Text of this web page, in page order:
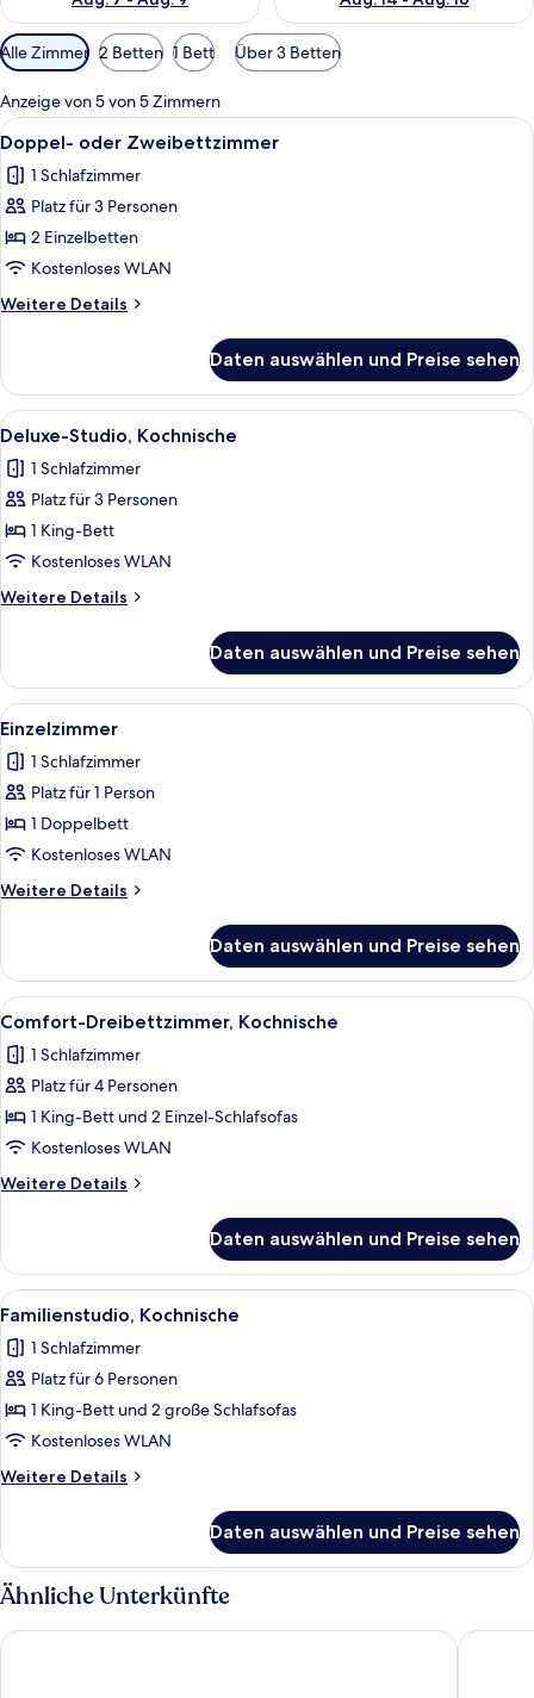
Verfügbare
Filter
für
Zimmer
Alle Zimmer 2 Betten 1 Bett Über 3 Betten
Anzeige von 5 von 5 Zimmern
Alle
Fotos
für
Doppel-
oder
Zweibettzimmer
anzeigen
Ein Doppelbett mit weißer
14
Doppel- oder Zweibettzimmer
1 Schlafzimmer
Platz für 3 Personen
2 Einzelbetten
Kostenloses WLAN
Weitere Details
Weitere
oder
Zweibettzimmer
Daten auswählen und Preise sehen
Alle
Fotos
für
Deluxe-
Studio,
Kochnische
anzeigen
Ein Doppelbett mit weißer
12
Deluxe-Studio, Kochnische
1 Schlafzimmer
Platz für 3 Personen
1 King-Bett
Kostenloses WLAN
Weitere Details
Weitere
Studio,
Kochnische
Daten auswählen und Preise sehen
Alle
Fotos
für
Einzelzimmer
anzeigen
Ein Schlafzimmer mit einem Holz-
12
Einzelzimmer
1 Schlafzimmer
Platz für 1 Person
1 Doppelbett
Kostenloses WLAN
Weitere Details
Weitere
Daten auswählen und Preise sehen
Alle
Fotos
für
Comfort-
Dreibettzimmer,
Kochnische
anzeigen
Ein Doppelbett mit weißer
14
Comfort-Dreibettzimmer, Kochnische
1 Schlafzimmer
Platz für 4 Personen
1 King-Bett und 2 Einzel-Schlafsofas
Kostenloses WLAN
Weitere Details
Weitere
Dreibettzimmer,
Kochnische
Daten auswählen und Preise sehen
Alle
Fotos
für
Familienstudio,
Kochnische
anzeigen
Ein Doppelbett mit weißer
18
Familienstudio, Kochnische
1 Schlafzimmer
Platz für 6 Personen
1 King-Bett und 2 große Schlafsofas
Kostenloses WLAN
Weitere Details
Weitere
Kochnische
Daten auswählen und Preise sehen
Ähnliche Unterkünfte
Hotel Günter B&B